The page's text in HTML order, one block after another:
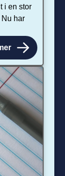
i en stor
har